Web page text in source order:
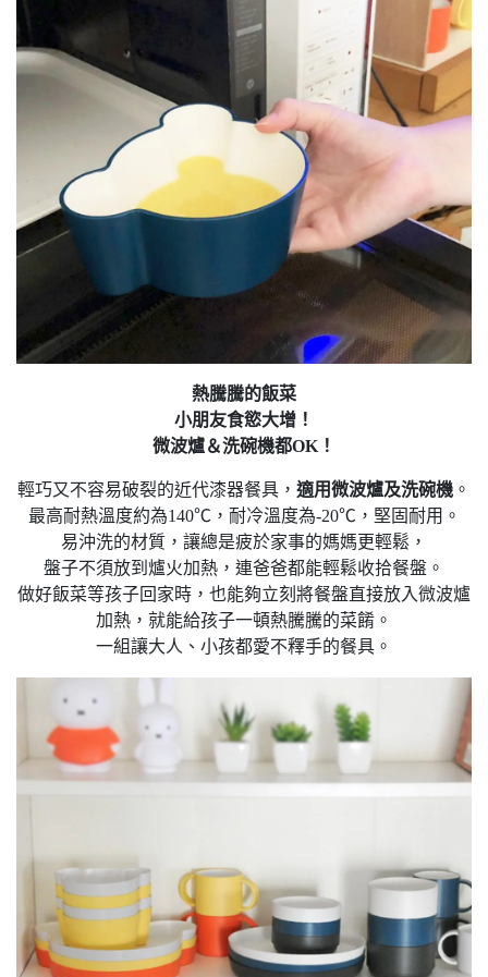
熱騰騰的飯菜
小朋友食慾大增！
微波爐＆洗碗機都OK！
輕巧又不容易破裂的近代漆器餐具， 適用微波爐及洗碗機 。
最高耐熱溫度約為140℃，耐冷溫度為-20℃，堅固耐用。
易沖洗的材質，讓總是疲於家事的媽媽更輕鬆，
盤子不須放到爐火加熱，連爸爸都能輕鬆收拾餐盤。
做好飯菜等孩子回家時，也能夠立刻將餐盤直接放入微波爐
加熱，就能給孩子一頓熱騰騰的菜餚。
一組讓大人、小孩都愛不釋手的餐具。